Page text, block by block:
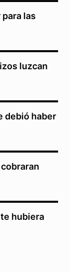
las
luzcan
debió haber
hubiera